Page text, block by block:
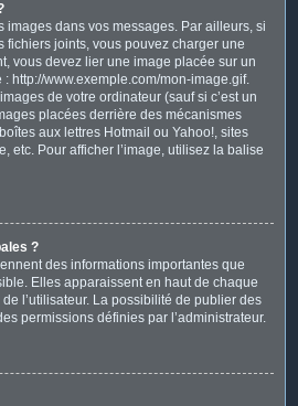
images dans vos messages. Par ailleurs, si
fichiers joints, vous pouvez charger une
vous devez lier une image placée sur un
http://www.exemple.com/mon-image.gif.
de votre ordinateur (sauf si c’est un
placées derrière des mécanismes
aux lettres Hotmail ou Yahoo!, sites
etc. Pour afficher l’image, utilisez la balise
?
des informations importantes que
Elles apparaissent en haut de chaque
l’utilisateur. La possibilité de publier des
permissions définies par l’administrateur.